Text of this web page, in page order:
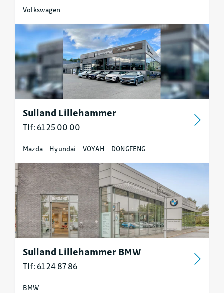
Volkswagen
Sulland Lillehammer
Tlf: 61 25 00 00
Mazda Hyundai VOYAH DONGFENG
Sulland Lillehammer BMW
Tlf: 61 24 87 86
BMW